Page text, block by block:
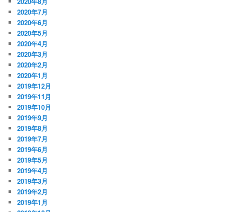
2020年7月
2020年6月
2020年5月
2020年4月
2020年3月
2020年2月
2020年1月
2019年12月
2019年11月
2019年10月
2019年9月
2019年8月
2019年7月
2019年6月
2019年5月
2019年4月
2019年3月
2019年2月
2019年1月